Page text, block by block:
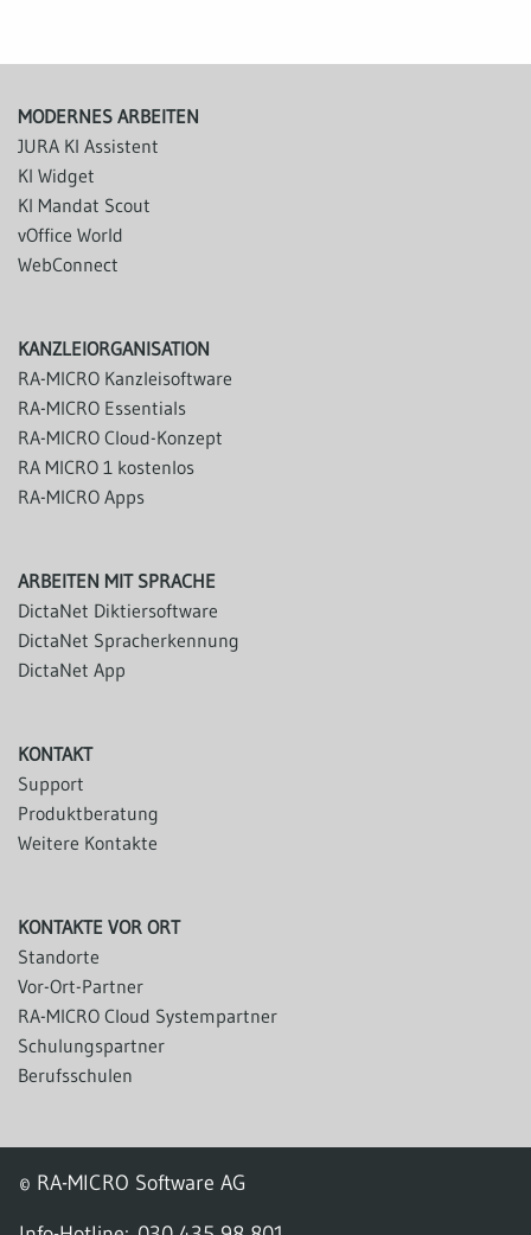
MODERNES ARBEITEN
JURA KI Assistent
KI Widget
KI Mandat Scout
vOffice World
WebConnect
KANZLEIORGANISATION
RA-MICRO Kanzleisoftware
RA-MICRO Essentials
RA-MICRO Cloud-Konzept
RA MICRO 1 kostenlos
RA-MICRO Apps
ARBEITEN MIT SPRACHE
DictaNet Diktiersoftware
DictaNet Spracherkennung
DictaNet App
KONTAKT
Support
Produktberatung
Weitere Kontakte
KONTAKTE VOR ORT
Standorte
Vor-Ort-Partner
RA-MICRO Cloud Systempartner
Schulungspartner
Berufsschulen
© RA-MICRO Software AG